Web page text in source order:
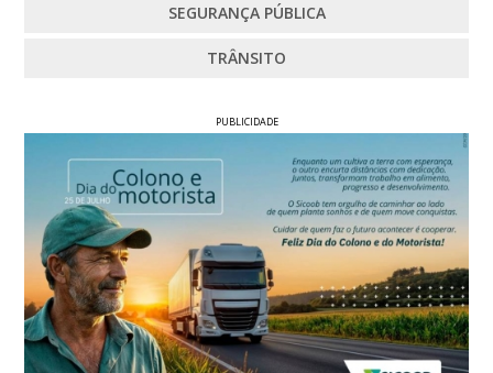
SEGURANÇA PÚBLICA
TRÂNSITO
PUBLICIDADE